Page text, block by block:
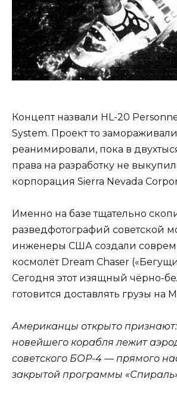
Концепт назвали HL-20
System. Проект то
реанимировали, пока в
права на разработку не
корпорация Sierra Nevada
Именно на базе тщательно
разведфотографий советской
инженеры США создали
космолёт Dream Chaser
Сегодня этот изящный чёрно-
готовится доставлять грузы на
Американцы открыто признают:
новейшего корабля лежит
советского БОР-4 — прямого
закрытой программы